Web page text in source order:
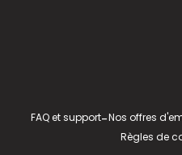
FAQ et support-Nos offres
Règles de